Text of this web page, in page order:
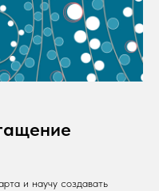
и научу создавать